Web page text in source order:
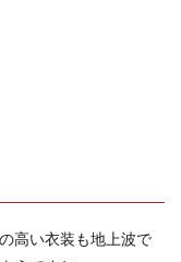
高い衣装も地上波で